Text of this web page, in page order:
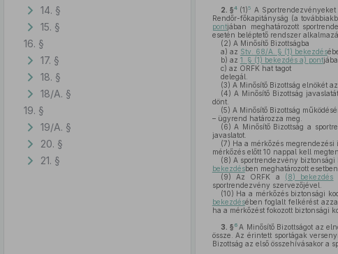
14. §
15. §
16. §
17. §
18. §
18/A. §
19. §
19/A. §
20. §
21. §
2. §4 (1)5 A
Rendőr-főkapitányság (a
pontjában meghatározott
esetén beléptető rendszer
(2) A Minősítő Bizottságba
a) az Stv. 68/A. § (1) bekezdés
b) az 1. § (1) bekezdés a) pont
c) az ORFK hat tagot
delegál.
(3) A Minősítő Bizottság elnökét
(4) A Minősítő Bizottság
dönt.
(5) A Minősítő Bizottság
– ügyrend határozza meg.
(6) A Minősítő Bizottság a
javaslatot.
(7) Ha a mérkőzés
mérkőzés előtt 10 nappal kell
(8) A sportrendezvény biztonsági
bekezdésben meghatározott
(9) Az ORFK a (8) bekezdés
sportrendezvény szervezőjével.
(10) Ha a mérkőzés biztonsági
bekezdésében foglalt felkérést
ha a mérkőzést fokozott biztonsági
3. § 6 A Minősítő Bizottságot az
össze. Az érintett sportágak
Bizottság az első összehívásakor a